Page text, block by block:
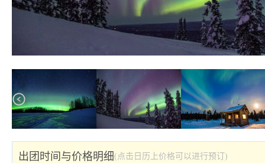
出团时间与价格明细(点击日历上价格可以进行预订)